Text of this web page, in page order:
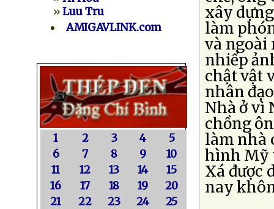
»Luu Tru
AMIGAVLINK.com
1 2 3 4
5
6
7 8 9
10
11
12 13 14
15
16
17 18 19
20
21
22 23 24
25
xây
làm
và ngoài
nhiếp
chật vật
nhân
Nhà ở vì
chồng
làm nhà
hình Mỹ
Xá được
nay